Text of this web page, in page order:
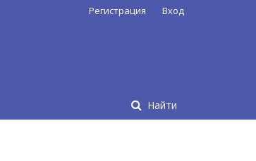
Найти
Регистрация Вход